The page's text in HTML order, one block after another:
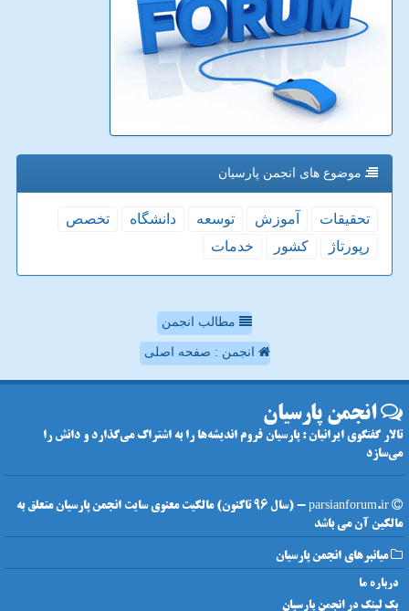
موضوع های انجمن پارسیان
تحقیقات آموزش توسعه دانشگاه
تخصص
رپورتاژ
كشور خدمات
مطالب انجمن
انجمن : صفحه اصلی
انجمن پارسیان
تالار گفتگوی ایرانیان : پارسیان فروم اندیشه‌ها را به اشتراک می‌گذارد و دانش را
می‌سازد
parsianforum.ir - (سال 96 تاکنون) مالکیت معنوی سایت انجمن پارسیان متعلق به
مالکین آن می باشد
میانبرهای انجمن پارسیان
درباره ما
بک لینک در انجمن پارسیان